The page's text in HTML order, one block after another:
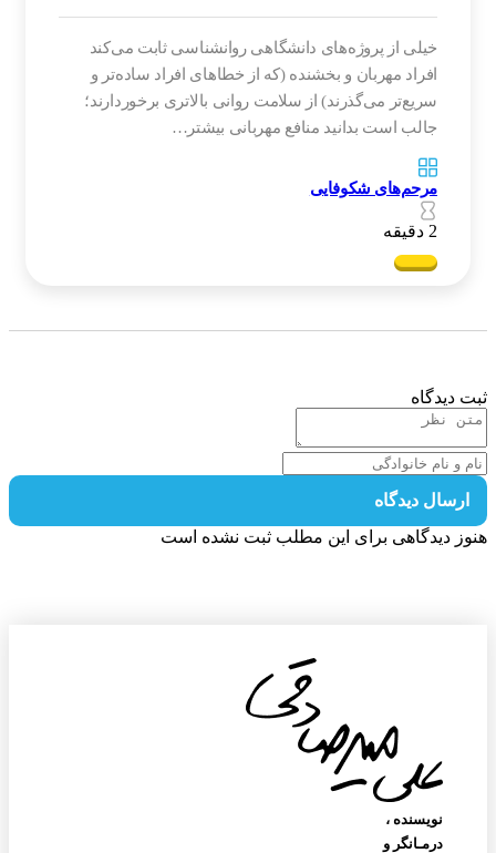
‌خیلی از پروژه‌های دانشگاهی روانشناسی ثابت می‌کند
افراد مهربان و بخشنده (که از خطاهای افراد ساده‌تر و
سریع‌تر می‌گذرند) از سلامت روانی بالاتری برخوردارند؛
جالب است بدانید منافع مهربانی بیشتر…
مرحم‌های شکوفایی
دیدگاه
دیدگاه
دیدگاهی برای این مطلب ثبت نشده است
نویسنده‌ ،
درمـانگر و